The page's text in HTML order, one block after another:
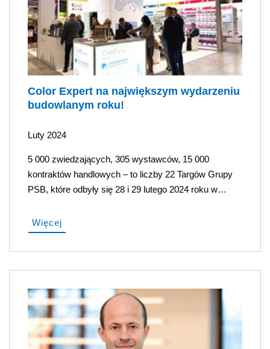
Color Expert na największym wydarzeniu
budowlanym roku!
Luty 2024
5 000 zwiedzających, 305 wystawców, 15 000
kontraktów handlowych – to liczby 22 Targów Grupy
PSB, które odbyły się 28 i 29 lutego 2024 roku w…
Więcej